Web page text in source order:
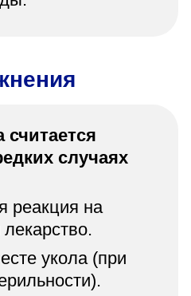
считается
случаях
реакция на
укола (при